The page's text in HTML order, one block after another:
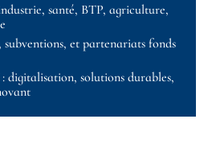
santé, BTP, agriculture,
subventions, et partenariats fonds
: digitalisation, solutions durables,